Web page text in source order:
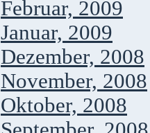
Februar, 2009
Januar, 2009
Dezember, 2008
November, 2008
Oktober, 2008